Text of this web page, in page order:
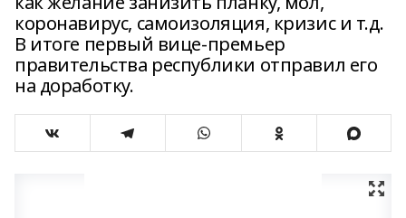
коронавирус, самоизоляция, кризис и т.д.
В итоге первый вице-премьер
правительства республики отправил его
на доработку.